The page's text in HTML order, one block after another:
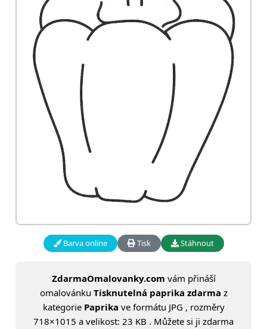
Barva online Tisk Stáhnout
ZdarmaOmalovanky.com vám přináší
omalovánku Tisknutelná paprika zdarma z
kategorie Paprika ve formátu JPG , rozměry
718×1015 a velikost: 23 KB . Můžete si ji zdarma